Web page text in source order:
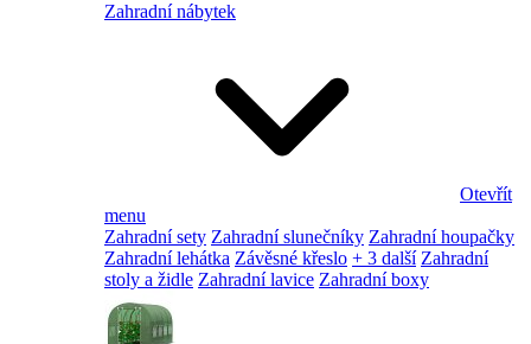
Zahradní nábytek
Otevřít
menu
Zahradní sety Zahradní slunečníky Zahradní houpačky
Zahradní lehátka Závěsné křeslo + 3 další Zahradní
stoly a židle Zahradní lavice Zahradní boxy